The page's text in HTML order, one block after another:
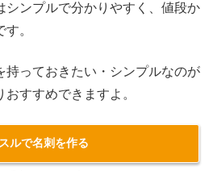
シンプルで分かりやすく、値段か
。
持っておきたい・シンプルなのが
すすめできますよ。
ルで名刺を作る